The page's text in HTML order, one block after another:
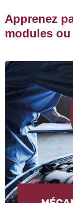
Apprenez
modules